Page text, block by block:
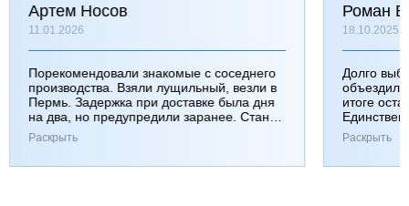
Артем Носов
11.01.2026
Порекомендовали знакомые с соседнего
производства. Взяли лущильный, везли в
Пермь. Задержка при доставке была дня
на два, но предупредили заранее. Станок
работает хорошо, к качеству вопросов нет.
Раскрыть
Роман
18.10.2025
Долго
итоге
Раскрыть